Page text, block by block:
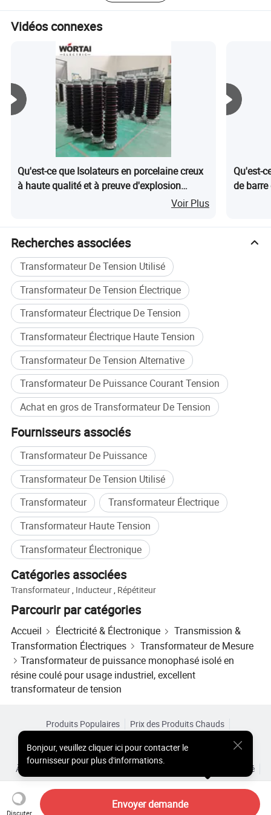
Emballage et livraison
Vidéos connexes
Qu'est-ce que Isolateurs en porcelaine creux
à haute qualité et à preuve d'explosion
Voir Plus
Qu'est-
de
Recherches associées
Transformateur De Tension Utilisé
Transformateur De Tension Électrique
Transformateur Électrique De Tension
Transformateur Électrique Haute Tension
Transformateur De Tension Alternative
Transformateur De Puissance Courant Tension
Achat en gros de Transformateur De Tension
Fournisseurs associés
Transformateur De Puissance
Transformateur De Tension Utilisé
Transformateur
Transformateur Électrique
Transformateur Haute Tension
Transformateur Électronique
Catégories associées
Transformateur, Inducteur, Répétiteur
Parcourir par catégories
Accueil Électricité & Électronique
Transmission &
Transformation Électriques
Transformateur de Mesure
Transformateur de puissance monophasé isolé en
résine coulé pour usage industriel, excellent
transformateur de tension
Discuter
Envoyer demande
Bonjour,veuillez cliquer ici pour contacter le
fournisseur pour plus d'informations.
Produits Populaires
Prix des Produits Chauds
Site PC
Aperçus
À Propos de
Accord d’Utilisateur
Politique de Confidentialité
Contact
Copyright © 2026 Focus Technology Co., Ltd. All Rights Reserved